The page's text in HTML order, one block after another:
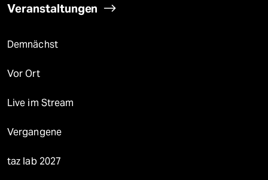
Veranstaltungen
Demnächst
Vor Ort
Live im Stream
Vergangene
taz lab 2027